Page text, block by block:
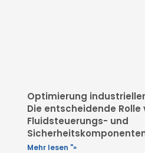
Optimierung
Die entscheidende Rolle
Fluidsteuerungs- und
Mehr lesen "»